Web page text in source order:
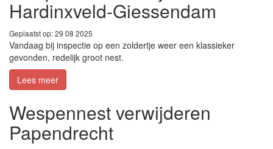
Hardinxveld-Giessendam
Geplaatst op: 29 08 2025
Vandaag bij inspectie op een zoldertje weer een klassieker
gevonden, redelijk groot nest.
Lees meer
Wespennest verwijderen
Papendrecht